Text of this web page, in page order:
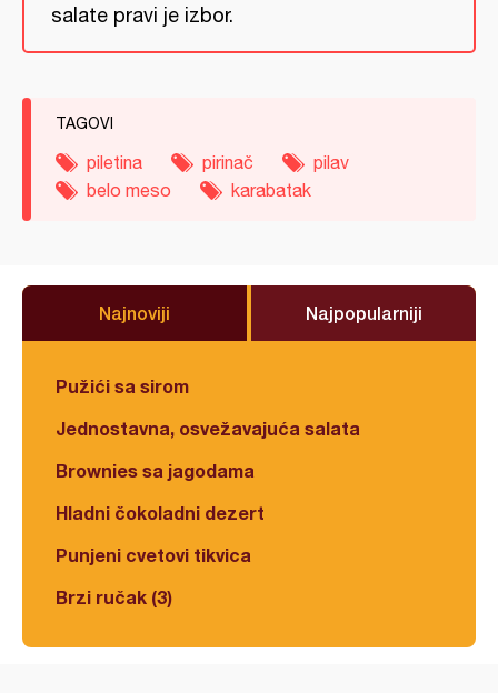
salate pravi je izbor.
TAGOVI
piletina pirinač
pilav
belo meso
karabatak
Najnoviji Najpopularniji
Pužići sa sirom
Jednostavna, osvežavajuća salata
Brownies sa jagodama
Hladni čokoladni dezert
Punjeni cvetovi tikvica
Brzi ručak (3)